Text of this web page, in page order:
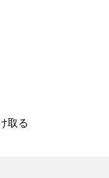
取る